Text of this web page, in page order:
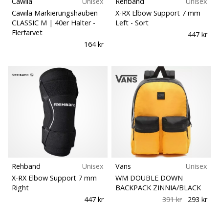
Cawila Markierungshauben
CLASSIC M | 40er Halter -
Flerfarvet
164 kr
X-RX Elbow Support 7 mm
Left - Sort
447 kr
Rehband
Unisex
X-RX Elbow Support 7 mm
Right
447 kr
Vans
Unisex
WM DOUBLE DOWN
BACKPACK ZINNIA/BLACK
391 kr
293 kr